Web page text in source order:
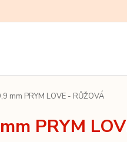
mm PRYM LOVE - RŮŽOVÁ
PRYM